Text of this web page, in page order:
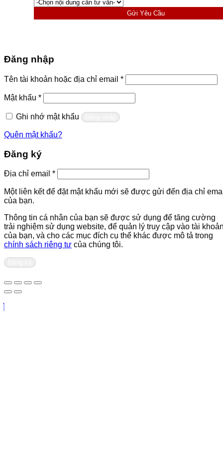
Gửi Yêu Cầu
Đăng nhập
Tên tài khoản hoặc địa chỉ email *Bắt
buộc
Mật khẩu *Bắt
buộc
Ghi nhớ mật khẩu
Quên mật khẩu?
Đăng ký
Địa chỉ email *Bắt
buộc
Một liên kết để đặt mật khẩu mới sẽ được gửi đến địa chỉ
của bạn.
Thông tin cá nhân của bạn sẽ được sử dụng để tăng cường
trải nghiệm sử dụng website, để quản lý truy cập vào tài
của bạn, và cho các mục đích cụ thể khác được mô tả trong
chính sách riêng tư của chúng tôi.